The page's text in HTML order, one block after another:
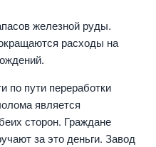
железной руды.
расходы на
по пути переработки
является
сторон. Граждане
за это деньги. Завод